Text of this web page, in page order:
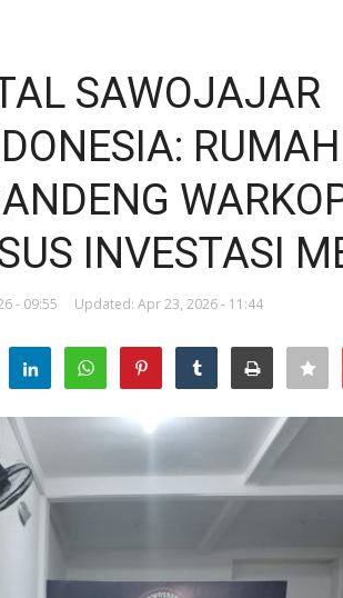
SAWOJAJAR
RUMAH
INVESTASI
- 09:55 Updated: Apr 23, 2026 - 11:44